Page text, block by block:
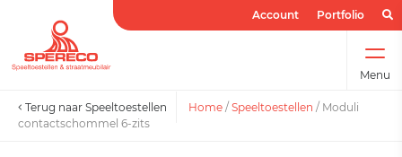
Account Portfolio
Menu
Terug naar Speeltoestellen Home / Speeltoestellen / Moduli
contactschommel 6-zits